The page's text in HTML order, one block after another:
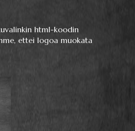
html-koodin
ettei logoa muokata